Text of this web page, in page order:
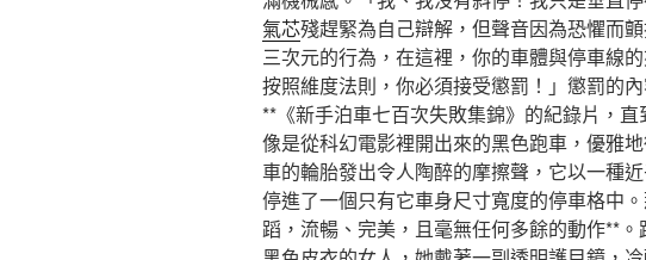
氣芯殘趕緊為自己辯解，但聲音因為恐懼而
三次元的行為，在這裡，你的車體與停車線
按照維度法則，你必須接受懲罰！」懲罰的
**《新手泊車七百次失敗集錦》的紀錄片，
像是從科幻電影裡開出來的黑色跑車，優雅
車的輪胎發出令人陶醉的摩擦聲，它以一種
停進了一個只有它車身尺寸寬度的停車格中
蹈，流暢、完美，且毫無任何多餘的動作**